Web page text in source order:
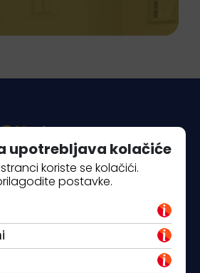
upotrebljava kolačiće
koriste se kolačići.
postavke.
Poreč